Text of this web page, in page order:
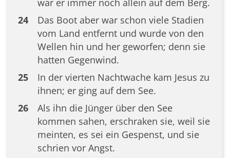
war er immer noch allein auf dem Berg.
24
Das Boot aber war schon viele Stadien
vom Land entfernt und wurde von den
Wellen hin und her geworfen; denn sie
hatten Gegenwind.
25
In der vierten Nachtwache kam Jesus zu
ihnen; er ging auf dem See.
26
Als ihn die Jünger über den See
kommen sahen, erschraken sie, weil sie
meinten, es sei ein Gespenst, und sie
schrien vor Angst.